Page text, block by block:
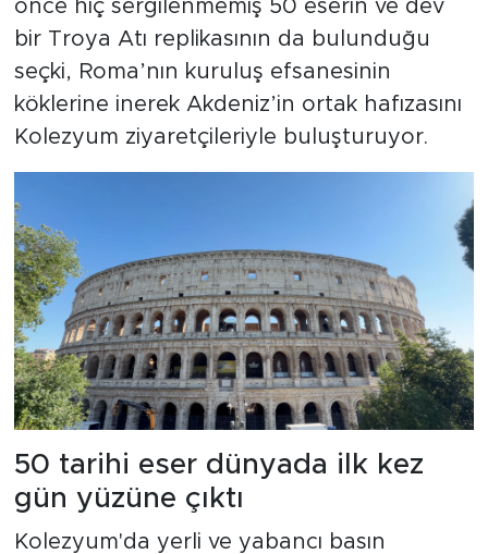
önce hiç sergilenmemiş 50 eserin ve dev
bir Troya Atı replikasının da bulunduğu
seçki, Roma’nın kuruluş efsanesinin
köklerine inerek Akdeniz’in ortak hafızasını
Kolezyum ziyaretçileriyle buluşturuyor.
50 tarihi eser dünyada ilk kez
gün yüzüne çıktı
Kolezyum'da yerli ve yabancı basın